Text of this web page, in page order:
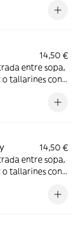
14,50 €
entre sopa,
tallarines con
14,50 €
entre sopa,
tallarines con